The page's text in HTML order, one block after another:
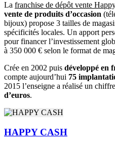
La franchise de dépôt vente
vente de produits d’occasion
bijoux) propose 3 tailles de
spécificités locales. Un apport
pour financer l’investissement
à 350 000 € selon le format de
Crée en 2002 puis développé en
compte aujourd’hui 75
2015 l’enseigne a réalisé un
d’euros.
HAPPY CASH